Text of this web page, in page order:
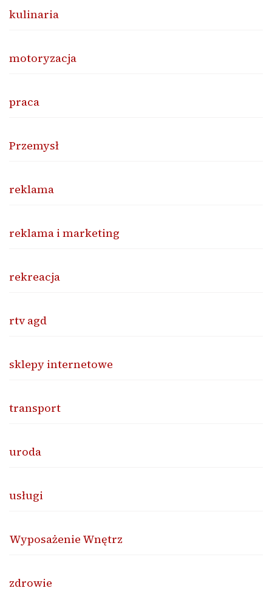
kulinaria
motoryzacja
praca
Przemysł
reklama
reklama i marketing
rekreacja
rtv agd
sklepy internetowe
transport
uroda
usługi
Wyposażenie Wnętrz
zdrowie